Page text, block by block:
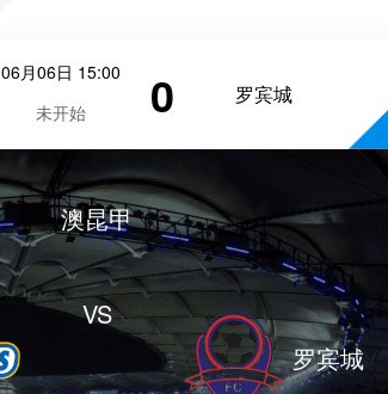
06月06日 15:00
未开始
0 罗宾城
澳昆甲
VS
罗宾城